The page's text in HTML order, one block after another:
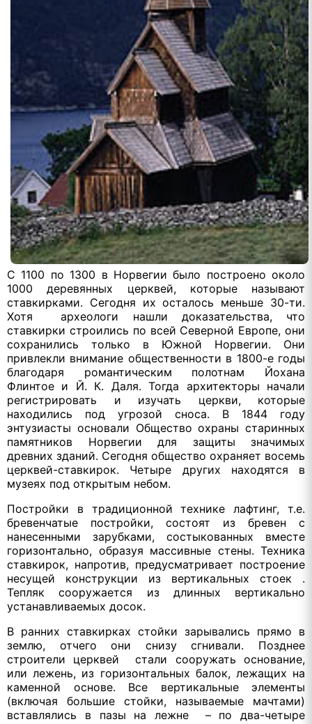
С 1100 по 1300 в Норвегии было построено около
1000 деревянных церквей, которые называют
ставкирками. Сегодня их осталось меньше 30-ти.
Хотя археологи нашли доказательства, что
ставкирки строились по всей Северной Европе, они
сохранились только в Южной Норвегии. Они
привлекли внимание общественности в 1800-е годы
благодаря романтическим полотнам Йохана
Флинтое и Й. К. Даля. Тогда архитекторы начали
регистрировать и изучать церкви, которые
находились под угрозой сноса. В 1844 году
энтузиасты основали Общество охраны старинных
памятников Норвегии для защиты значимых
древних зданий. Сегодня общество охраняет восемь
церквей-ставкирок. Четыре других находятся в
музеях под открытым небом.
Постройки в традиционной технике лафтинг, т.е.
бревенчатые постройки, состоят из бревен с
нанесенными зарубками, состыкованных вместе
горизонтально, образуя массивные стены. Техника
ставкирок, напротив, предусматривает построение
несущей конструкции из вертикальных стоек .
Тепляк сооружается из длинных вертикально
устанавливаемых досок.
В ранних ставкирках стойки зарывались прямо в
землю, отчего они снизу сгнивали. Позднее
строители церквей стали сооружать основание,
или лежень, из горизонтальных балок, лежащих на
каменной основе. Все вертикальные элементы
(включая большие стойки, называемые мачтами)
вставлялись в пазы на лежне – по два-четыре